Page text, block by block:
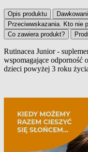
Opis produktu
Przeciwwskazania. Kto nie
Co zawiera produkt?
Opis produktu
Rutinacea Junior-
wspomagające odporność
dzieci powyżej 3 roku